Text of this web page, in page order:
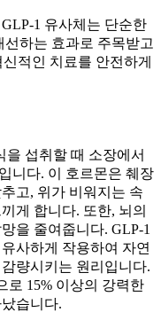
1 유사체는 단순한
하는 효과로 주목받고
적인 치료를 안전하게
을 섭취할 때 소장에서
니다. 이 호르몬은 췌장
고, 위가 비워지는 속
게 합니다. 또한, 뇌의
을 줄여줍니다. GLP-1
사하게 작용하여 자연
량시키는 원리입니다.
로 15% 이상의 강력한
습니다.